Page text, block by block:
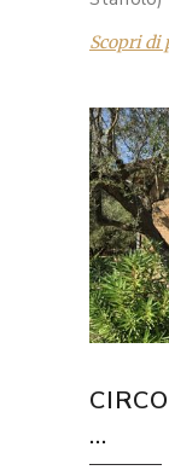
Scopri di
...